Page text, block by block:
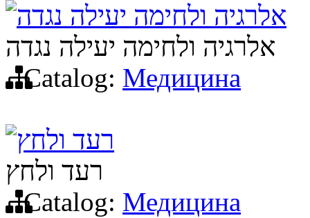
אלרגיה ולחימה יעילה נגדה
אלרגיה ולחימה יעילה נגדה
Catalog: Медицина
רעד ולחץ
רעד ולחץ
Catalog: Медицина